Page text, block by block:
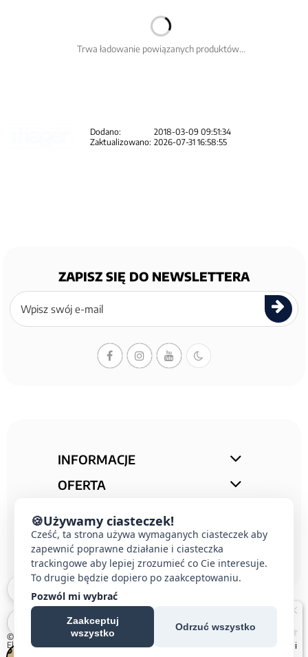
Trwa ładowanie powiązanych produktów...
Dodano:
2018-03-09 09:51:34
Zaktualizowano: 2026-07-31 16:58:55
ZAPISZ SIĘ DO NEWSLETTERA
Zapisz
się
newslettera
INFORMACJE
OFERTA
KONTAKT
© 2026 E-DOMUS |Kontakt Simon
Electric|Wideodomofon EURA| All rights reserved
🍪Używamy ciasteczek!
Cześć, ta strona używa wymaganych ciasteczek aby
zapewnić poprawne działanie i ciasteczka
trackingowe aby lepiej zrozumieć co Cie interesuje.
To drugie będzie dopiero po zaakceptowaniu.
Pozwól mi wybrać
Zaakceptuj
wszystko
Odrzuć wszystko